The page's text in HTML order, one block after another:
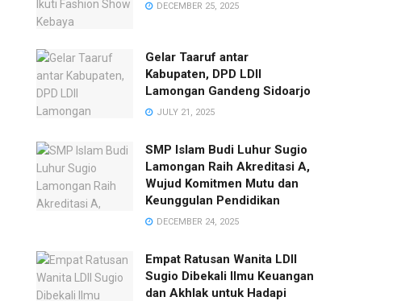
DECEMBER 25, 2025
Gelar Taaruf antar
Kabupaten, DPD LDII
Lamongan Gandeng Sidoarjo
JULY 21, 2025
SMP Islam Budi Luhur Sugio
Lamongan Raih Akreditasi A,
Wujud Komitmen Mutu dan
Keunggulan Pendidikan
DECEMBER 24, 2025
Empat Ratusan Wanita LDII
Sugio Dibekali Ilmu Keuangan
dan Akhlak untuk Hadapi